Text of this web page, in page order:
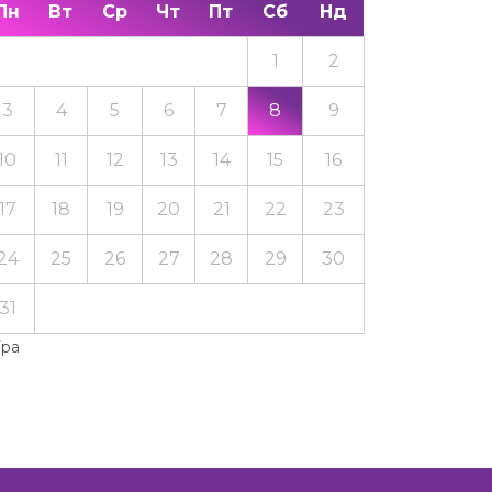
Вт Ср Чт Пт Сб Нд
1 2
3 4 5 6 7 8 9
11 12 13 14 15 16
18 19 20 21 22 23
25 26 27 28 29 30